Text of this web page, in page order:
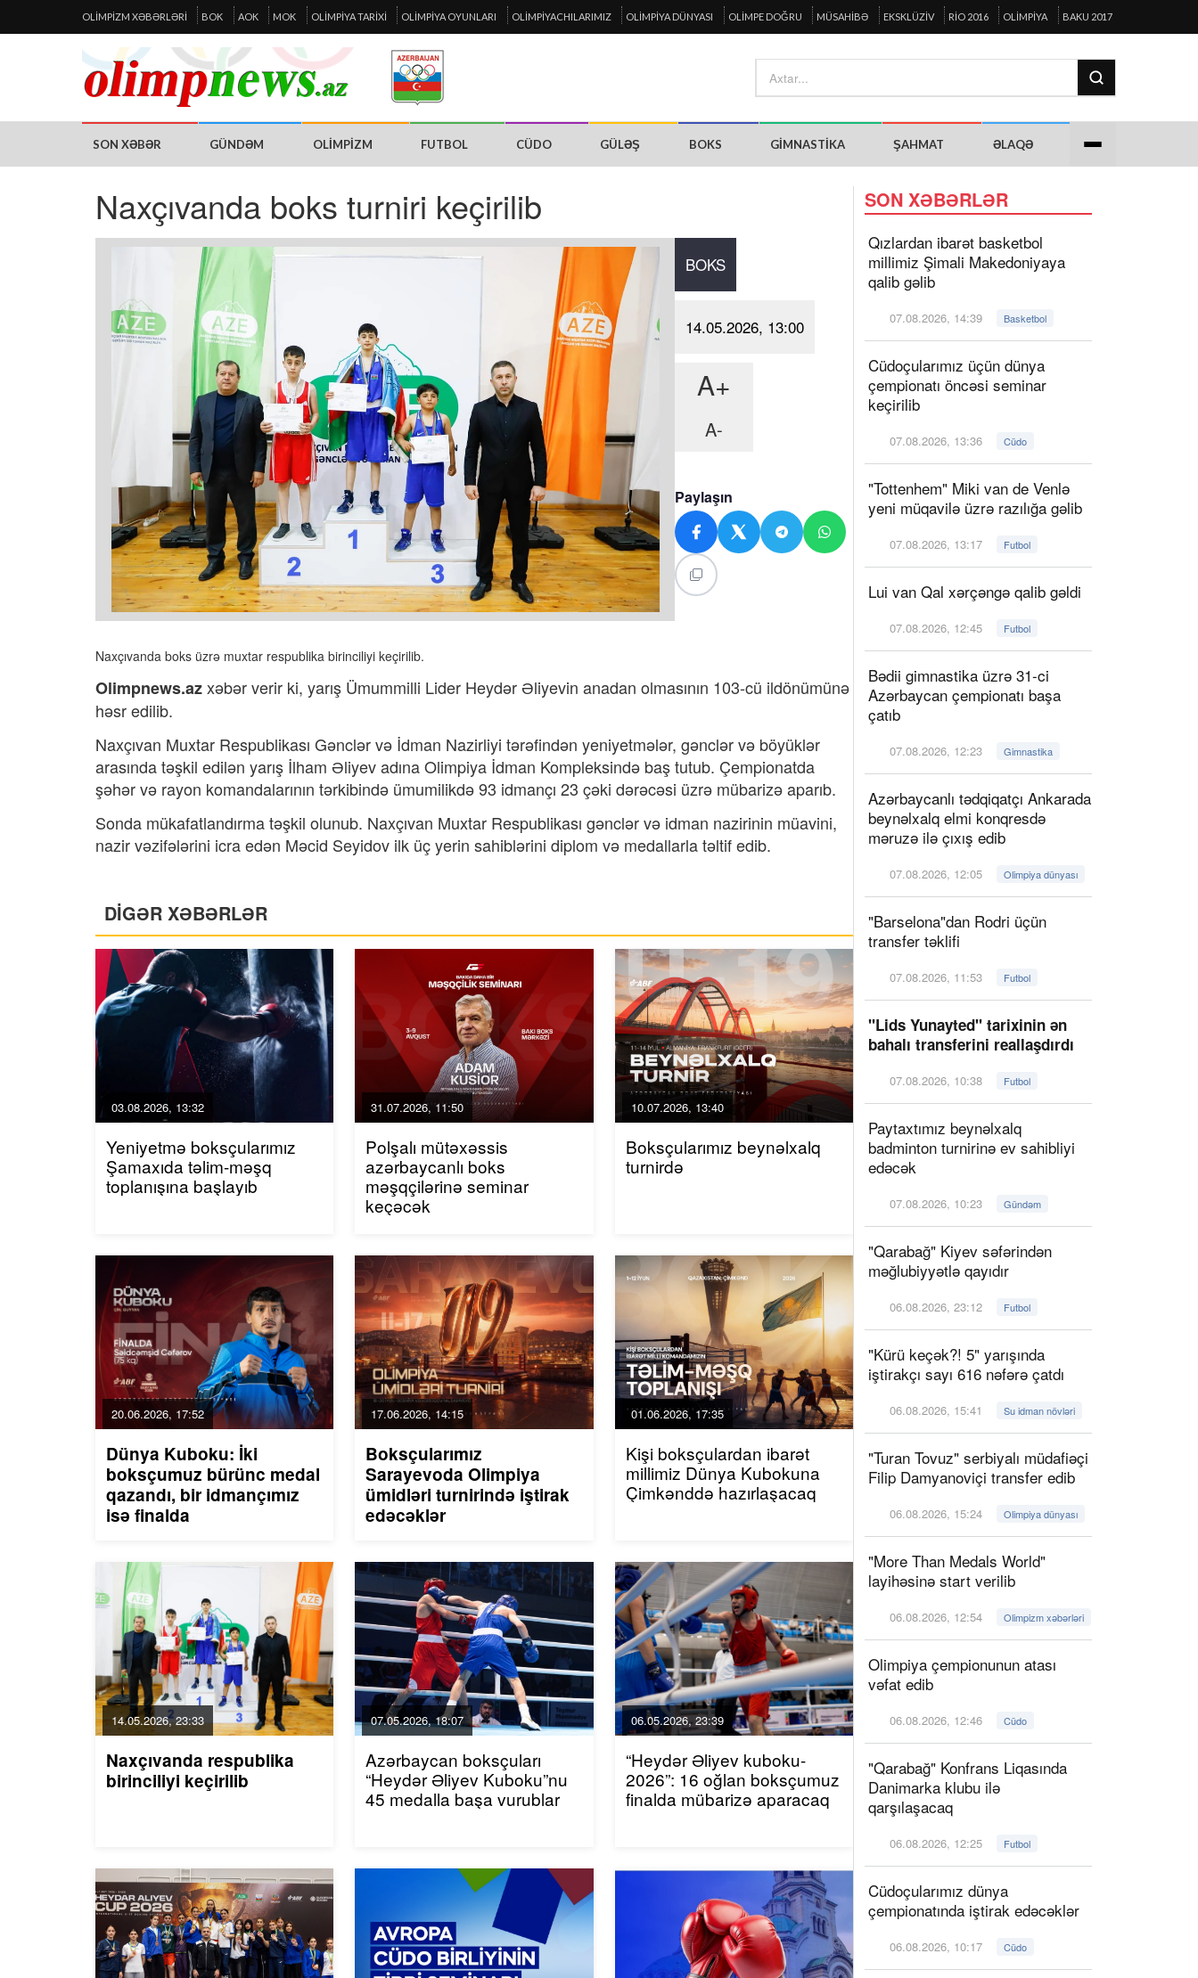
OLIMPIZM XƏBƏRLƏRI BOK AOK MOK OLIMPIYA TARIXI OLIMPIYA OYUNLARI OLIMPIYACHILARIMIZ OLIMPIYA DÜNYASI OLIMPE DOĞRU MÜSAHIBƏ EKSKLÜZIV RIO 2016 OLIMPIYA BAKU 2017
SON XƏBƏR GÜNDƏM OLIMPIZM FUTBOL CÜDO GÜLƏŞ BOKS GIMNASTIKA ŞAHMAT ƏLAQƏ
Naxçıvanda boks turniri keçirilib
BOKS
14.05.2026, 13:00
A+
A-
Paylaşın
Naxçıvanda boks üzrə muxtar respublika birinciliyi keçirilib.
Olimpnews.azxəbər verir ki, yarış Ümummilli Lider Heydər Əliyevin anadan olmasının 103-cü ildönümünə
həsr edilib.
Naxçıvan Muxtar Respublikası Gənclər və İdman Nazirliyi tərəfindən yeniyetmələr, gənclər və böyüklər
arasında təşkil edilən yarış İlham Əliyev adına Olimpiya İdman Kompleksində baş tutub. Çempionatda
şəhər və rayon komandalarının tərkibində ümumilikdə 93 idmançı 23 çəki dərəcəsi üzrə mübarizə aparıb.
Sonda mükafatlandırma təşkil olunub. Naxçıvan Muxtar Respublikası gənclər və idman nazirinin müavini,
nazir vəzifələrini icra edən Məcid Seyidov ilk üç yerin sahiblərini diplom və medallarla təltif edib.
DİGƏR XƏBƏRLƏR
03.08.2026, 13:32
Yeniyetmə boksçularımız
Şamaxıda təlim-məşq
toplanışına başlayıb
31.07.2026, 11:50
Polşalı mütəxəssis
azərbaycanlı boks
məşqçilərinə seminar
keçəcək
10.07.2026, 13:40
Boksçularımız beynəlxalq
turnirdə
20.06.2026, 17:52
Dünya Kuboku: İki
boksçumuz bürünc medal
qazandı, bir idmançımız
isə finalda
17.06.2026, 14:15
Boksçularımız
Sarayevoda Olimpiya
ümidləri turnirində iştirak
edəcəklər
01.06.2026, 17:35
Kişi boksçulardan ibarət
millimiz Dünya Kubokuna
Çimkənddə hazırlaşacaq
14.05.2026, 23:33
Naxçıvanda respublika
birinciliyi keçirilib
07.05.2026, 18:07
Azərbaycan boksçuları
“Heydər Əliyev Kuboku”nu
45 medalla başa vurublar
06.05.2026, 23:39
“Heydər Əliyev kuboku-
2026”: 16 oğlan boksçumuz
finalda mübarizə aparacaq
SON XƏBƏRLƏR
Qızlardan ibarət basketbol
millimiz Şimali Makedoniyaya
qalib gəlib
07.08.2026, 14:39 Basketbol
Cüdoçularımız üçün dünya
çempionatı öncəsi seminar
keçirilib
07.08.2026, 13:36 Cüdo
"Tottenhem" Miki van de Venlə
yeni müqavilə üzrə razılığa gəlib
07.08.2026, 13:17 Futbol
Lui van Qal xərçəngə qalib gəldi
07.08.2026, 12:45 Futbol
Bədii gimnastika üzrə 31-ci
Azərbaycan çempionatı başa
çatıb
07.08.2026, 12:23 Gimnastika
Azərbaycanlı tədqiqatçı Ankarada
beynəlxalq elmi konqresdə
məruzə ilə çıxış edib
07.08.2026, 12:05 Olimpiya dünyası
"Barselona"dan Rodri üçün
transfer təklifi
07.08.2026, 11:53 Futbol
"Lids Yunayted" tarixinin ən
bahalı transferini reallaşdırdı
07.08.2026, 10:38 Futbol
Paytaxtımız beynəlxalq
badminton turnirinə ev sahibliyi
edəcək
07.08.2026, 10:23 Gündəm
"Qarabağ" Kiyev səfərindən
məğlubiyyətlə qayıdır
06.08.2026, 23:12 Futbol
"Kürü keçək?! 5" yarışında
iştirakçı sayı 616 nəfərə çatdı
06.08.2026, 15:41 Su idman növləri
"Turan Tovuz" serbiyalı müdafiəçi
Filip Damyanoviçi transfer edib
06.08.2026, 15:24 Olimpiya dünyası
"More Than Medals World"
layihəsinə start verilib
06.08.2026, 12:54 Olimpizm xəbərləri
Olimpiya çempionunun atası
vəfat edib
06.08.2026, 12:46 Cüdo
"Qarabağ" Konfrans Liqasında
Danimarka klubu ilə
qarşılaşacaq
06.08.2026, 12:25 Futbol
Cüdoçularımız dünya
çempionatında iştirak edəcəklər
06.08.2026, 10:17 Cüdo